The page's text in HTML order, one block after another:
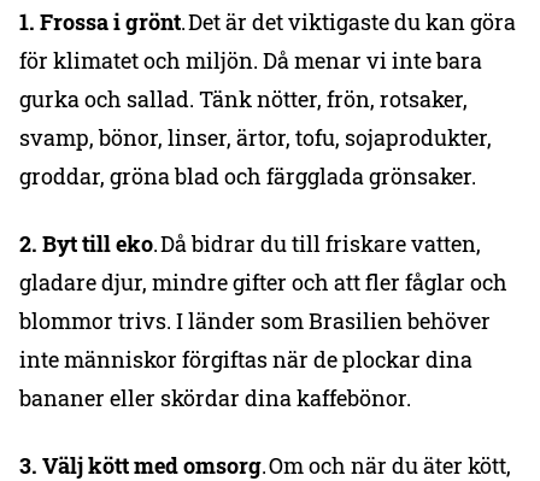
1. Frossa i grönt. Det är det viktigaste du kan göra
för klimatet och miljön. Då menar vi inte bara
gurka och sallad. Tänk nötter, frön, rotsaker,
svamp, bönor, linser, ärtor, tofu, sojaprodukter,
groddar, gröna blad och färgglada grönsaker.
2. Byt till eko. Då bidrar du till friskare vatten,
gladare djur, mindre gifter och att fler fåglar och
blommor trivs. I länder som Brasilien behöver
inte människor förgiftas när de plockar dina
bananer eller skördar dina kaffebönor.
3. Välj kött med omsorg. Om och när du äter kött,